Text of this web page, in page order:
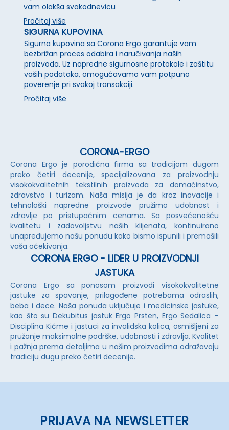
vam olakša svakodnevicu
Pročitaj više
SIGURNA KUPOVINA
Sigurna kupovina sa Corona Ergo garantuje vam
bezbrižan proces odabira i naručivanja naših
proizvoda. Uz napredne sigurnosne protokole i zaštitu
vaših podataka, omogućavamo vam potpuno
poverenje pri svakoj transakciji.
Pročitaj više
CORONA-ERGO
Corona Ergo je porodična firma sa tradicijom dugom
preko četiri decenije, specijalizovana za proizvodnju
visokokvalitetnih tekstilnih proizvoda za domaćinstvo,
zdravstvo i turizam. Naša misija je da kroz inovacije i
tehnološki napredne proizvode pružimo udobnost i
zdravlje po pristupačnim cenama. Sa posvećenošću
kvalitetu i zadovoljstvu naših klijenata, kontinuirano
unapređujemo našu ponudu kako bismo ispunili i premašili
vaša očekivanja.
CORONA ERGO - LIDER U PROIZVODNJI
JASTUKA
Corona Ergo sa ponosom proizvodi visokokvalitetne
jastuke za spavanje, prilagođene potrebama odraslih,
beba i dece. Naša ponuda uključuje i medicinske jastuke,
kao što su Dekubitus jastuk Ergo Prsten, Ergo Sedalica –
Disciplina Kičme i jastuci za invalidska kolica, osmišljeni za
pružanje maksimalne podrške, udobnosti i zdravlja. Kvalitet
i pažnja prema detaljima u našim proizvodima odražavaju
tradiciju dugu preko četiri decenije.
PRIJAVA NA NEWSLETTER